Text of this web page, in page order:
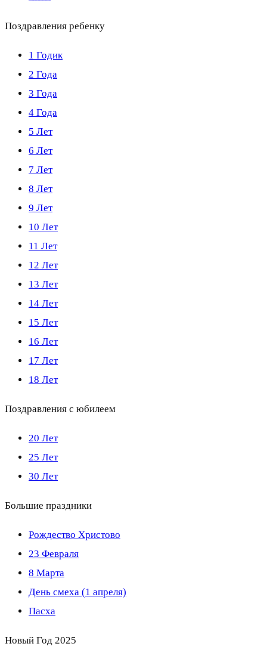
Поздравления ребенку
1 Годик
2 Года
3 Года
4 Года
5 Лет
6 Лет
7 Лет
8 Лет
9 Лет
10 Лет
11 Лет
12 Лет
13 Лет
14 Лет
15 Лет
16 Лет
17 Лет
18 Лет
Поздравления с юбилеем
20 Лет
25 Лет
30 Лет
Большие праздники
Рождество Христово
23 Февраля
8 Марта
День смеха (1 апреля)
Пасха
Новый Год 2025